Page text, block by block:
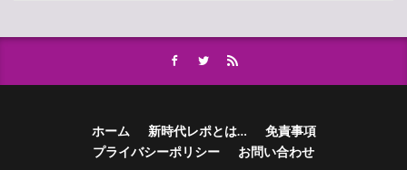
ホーム 新時代レポとは…
免責事項
プライバシーポリシー
お問い合わせ